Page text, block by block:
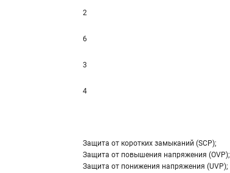
2
6
3
4
Защита от коротких замыканий (SCP);
Защита от повышения напряжения (OVP);
Защита от понижения напряжения (UVP);